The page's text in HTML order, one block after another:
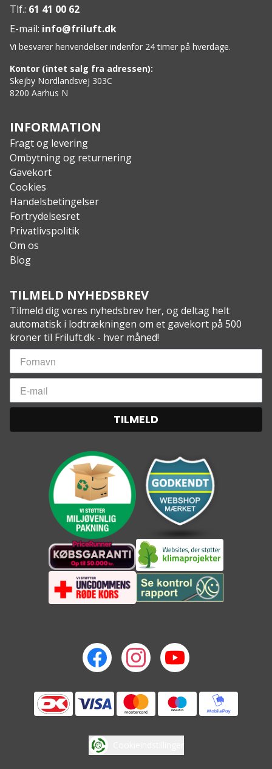
Tlf.: 61 41 00 62
E-mail: info@friluft.dk
Vi besvarer henvendelser indenfor 24 timer på hverdage.
Kontor (intet salg fra adressen):
Skejby Nordlandsvej 303C
8200 Aarhus N
INFORMATION
Fragt og levering
Ombytning og returnering
Gavekort
Cookies
Handelsbetingelser
Fortrydelsesret
Privatlivspolitik
Om os
Blog
TILMELD NYHEDSBREV
Tilmeld dig vores nyhedsbrev her, og deltag helt
automatisk i lodtrækningen om et gavekort på 500
kroner til Friluft.dk - hver måned!
TILMELD